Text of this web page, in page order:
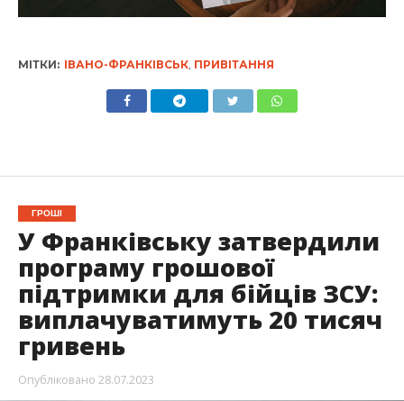
МІТКИ: ІВАНО-ФРАНКІВСЬК, ПРИВІТАННЯ
ГРОШІ
У Франківську затвердили
програму грошової
підтримки для бійців ЗСУ:
виплачуватимуть 20 тисяч
гривень
Опубліковано 28.07.2023